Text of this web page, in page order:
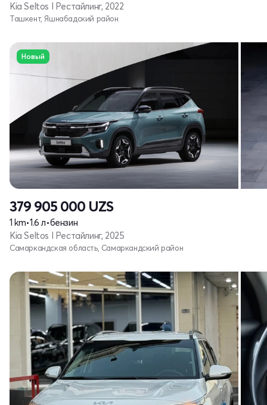
Kia Seltos I Рестайлинг, 2022
Ташкент, Яшнабадский район
Новый
379 905 000 UZS
1 km•1.6 л•бензин
Kia Seltos I Рестайлинг, 2025
Самаркандская область, Самаркандский район